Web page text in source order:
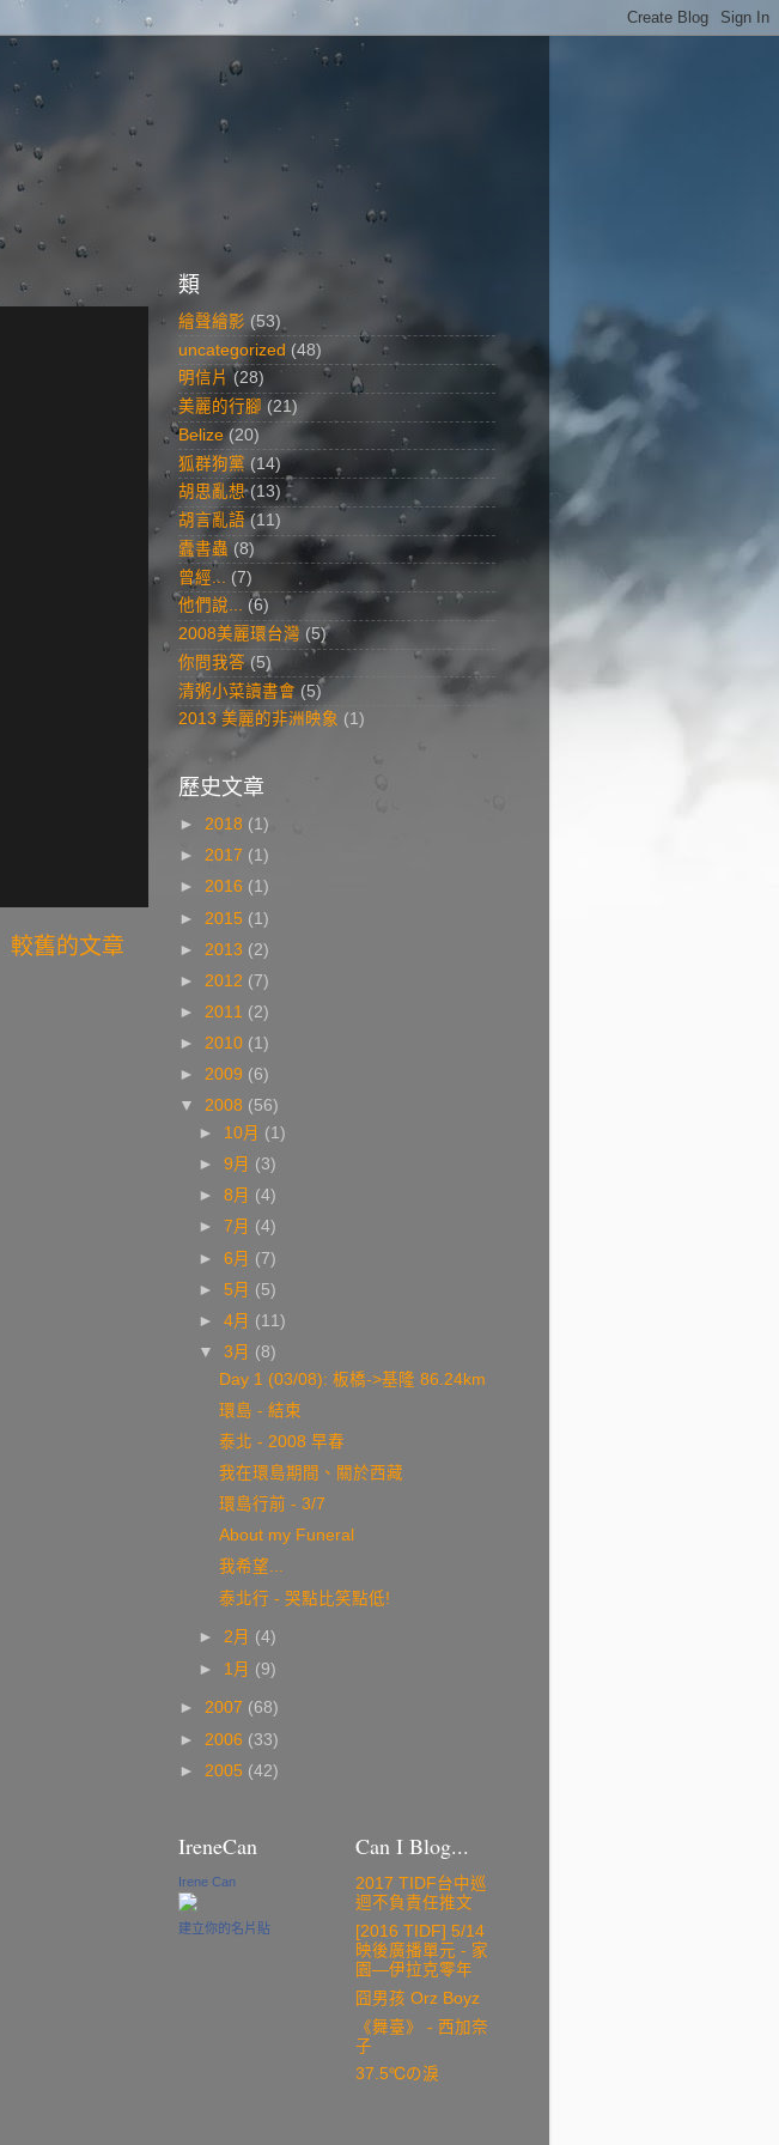
較舊的文章
類
繪聲繪影 (53)
uncategorized (48)
明信片 (28)
美麗的行腳 (21)
Belize (20)
狐群狗黨 (14)
胡思亂想 (13)
胡言亂語 (11)
蠹書蟲 (8)
曾經...
(7)
他們說... (6)
2008美麗環台灣 (5)
你問我答 (5)
清粥小菜讀書會 (5)
2013 美麗的非洲映象 (1)
歷史文章
► 2018 (1)
► 2017 (1)
► 2016 (1)
► 2015 (1)
► 2013 (2)
► 2012 (7)
► 2011 (2)
► 2010 (1)
► 2009 (6)
▼ 2008 (56)
► 10月 (1)
►9月 (3)
►8月 (4)
►7月 (4)
►6月 (7)
► 5月 (5)
►4月 (11)
▼3月 (8)
Day 1 (03/08): 板橋->基隆 86.24km
環島 - 結束
泰北 - 2008 早春
我在環島期間、關於西藏
環島行前 - 3/7
About my Funeral
我希望...
泰北行 - 哭點比笑點低!
►2月 (4)
► 1月 (9)
► 2007 (68)
► 2006 (33)
► 2005 (42)
IreneCan
Irene Can
建立你的名片貼
Can I Blog...
2017 TIDF台中巡
迴不負責任推文
[2016 TIDF] 5/14
映後廣播單元 - 家
園—伊拉克零年
囧男孩 Orz Boyz
《舞臺》 - 西加奈
子
37.5℃の淚